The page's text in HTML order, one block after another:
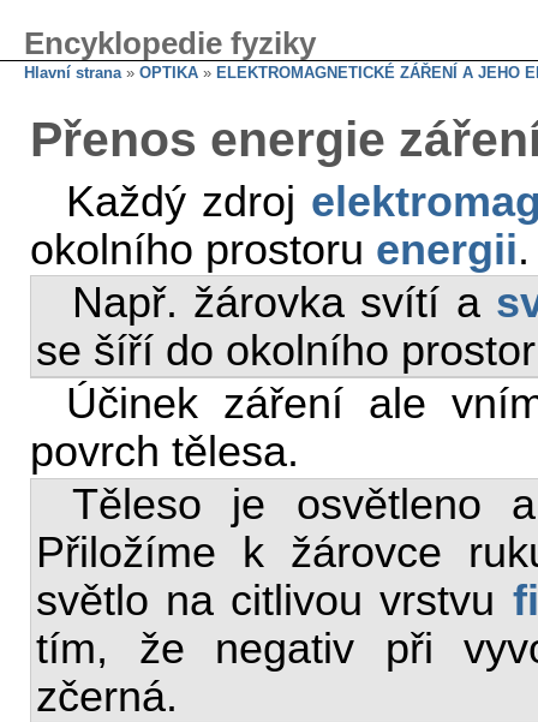
Encyklopedie fyziky
Hlavní strana» OPTIKA » ELEKTROMAGNETICKÉ ZÁŘENÍ A JEHO
Přenos energie
Každý zdroj
okolního prostoru energii.
Např. žárovka svítí a
se šíří do okolního
Účinek záření ale
povrch tělesa.
Těleso je osvětleno
Přiložíme k žárovce
světlo na citlivou vrstvu
tím, že negativ při
zčerná.